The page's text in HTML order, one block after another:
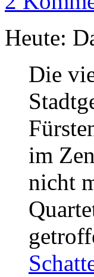
Heute:
Die
im
nicht